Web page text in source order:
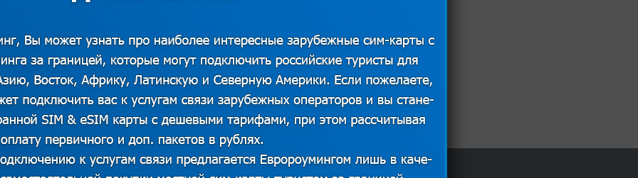
shopping_cart КУПИТЬ
descriptionПОДРОБНЕЕ
shopping_cartКУПИТЬ
descriptionПОДРОБНЕЕ